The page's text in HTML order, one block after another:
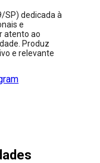
SP) dedicada à
e
atento ao
Produz
e relevante